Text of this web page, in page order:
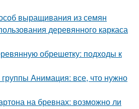
выращивания из семян
деревянного каркаса
обрешетку: подходы к
Анимация: все, что нужно
на бревнах: возможно ли